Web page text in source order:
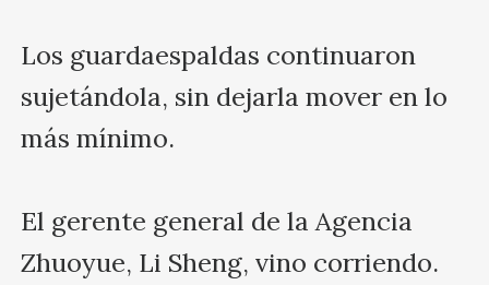
Los guardaespaldas continuaron
sujetándola, sin dejarla mover en lo
más mínimo.
El gerente general de la Agencia
Zhuoyue, Li Sheng, vino corriendo.